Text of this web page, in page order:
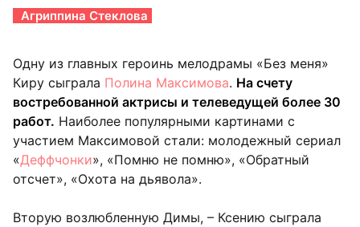
Агриппина Стеклова
Одну из главных героинь мелодрамы «Без меня»
Киру сыграла Полина Максимова. На счету
востребованной актрисы и телеведущей более 30
работ. Наиболее популярными картинами с
участием Максимовой стали: молодежный сериал
«Деффчонки», «Помню не помню», «Обратный
отсчет», «Охота на дьявола».
Вторую возлюбленную Димы, – Ксению сыграла